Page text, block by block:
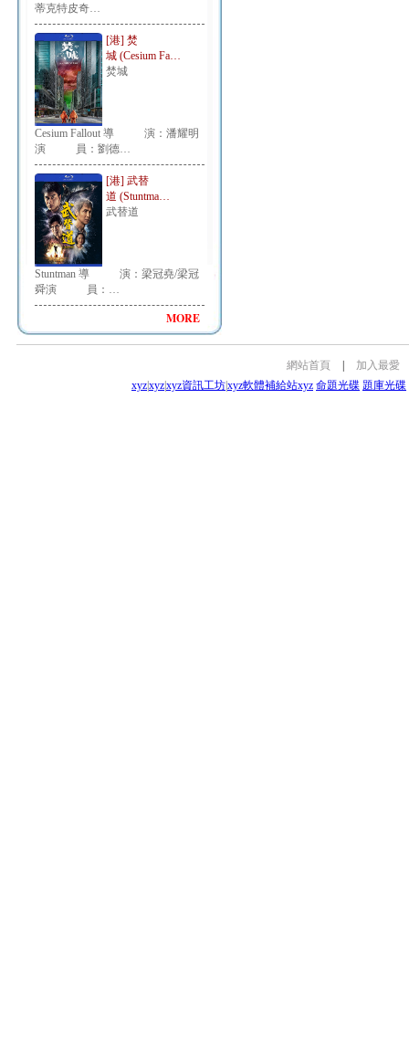
蒂克特皮奇…
[港] 焚
城 (Cesium Fa…
焚城
Cesium Fallout 導 演：潘耀明
演 員：劉德…
[港] 武替
道 (Stuntma…
武替道
Stuntman 導 演：梁冠堯/梁冠
舜演 員：…
MORE
網站首頁
加入最愛
xyzxyzxyz資訊工坊xyz軟體補給站xyz 命題光碟 題庫光碟